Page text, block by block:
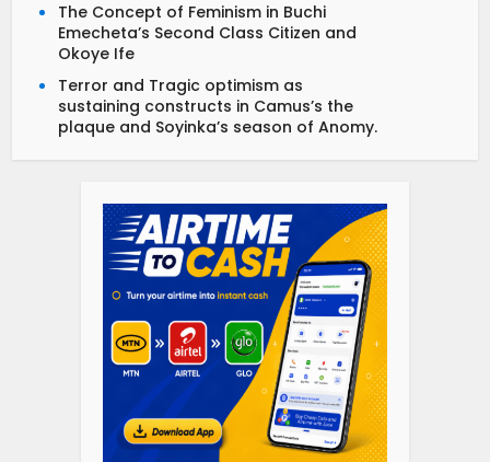
The Concept of Feminism in Buchi
Emecheta’s Second Class Citizen and
Okoye Ife
Terror and Tragic optimism as
sustaining constructs in Camus’s the
plaque and Soyinka’s season of Anomy.